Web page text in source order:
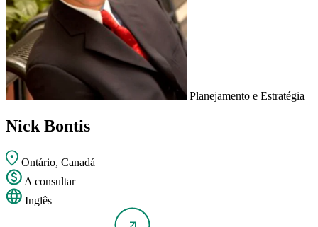
Planejamento e Estratégia
Nick Bontis
Ontário, Canadá
A consultar
Inglês